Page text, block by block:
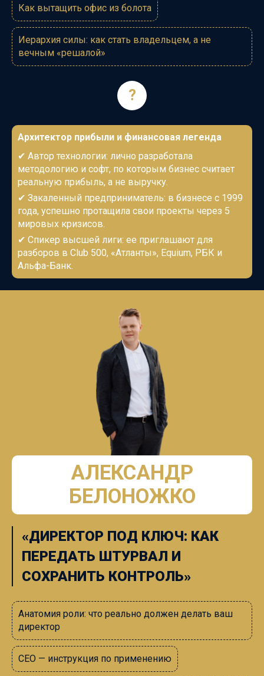
Как вытащить офис из болота
Иерархия силы: как стать владельцем, а не
вечным «решалой»
?
Архитектор прибыли и финансовая легенда
✔ Автор технологии: лично разработала
методологию и софт, по которым бизнес считает
реальную прибыль, а не выручку.
✔ Закаленный предприниматель: в бизнесе с 1999
года, успешно протащила свои проекты через 5
мировых кризисов.
✔ Спикер высшей лиги: ее приглашают для
разборов в Club 500, «Атланты», Equium, РБК и
Альфа-Банк.
АЛЕКСАНДР
БЕЛОНОЖКО
«ДИРЕКТОР ПОД КЛЮЧ: КАК
ПЕРЕДАТЬ ШТУРВАЛ И
СОХРАНИТЬ КОНТРОЛЬ»
Анатомия роли: что реально должен делать ваш
директор
СЕО — инструкция по применению